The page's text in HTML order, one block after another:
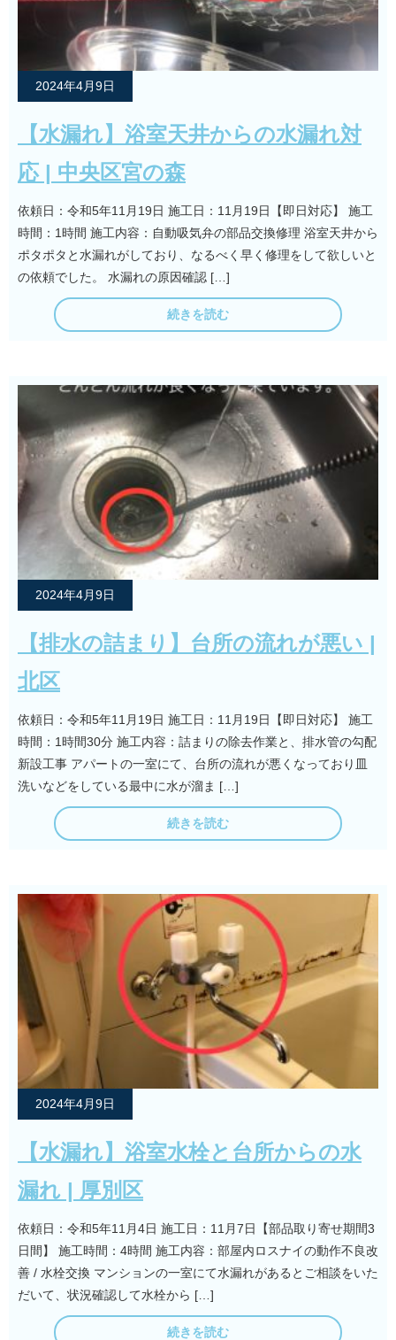
2024年4月9日
【水漏れ】浴室天井からの水漏れ対
応 | 中央区宮の森
依頼日：令和5年11月19日 施工日：11月19日【即日対応】 施工
時間：1時間 施工内容：自動吸気弁の部品交換修理 浴室天井から
ポタポタと水漏れがしており、なるべく早く修理をして欲しいと
の依頼でした。 水漏れの原因確認 […]
続きを読む
2024年4月9日
【排水の詰まり】台所の流れが悪い |
北区
依頼日：令和5年11月19日 施工日：11月19日【即日対応】 施工
時間：1時間30分 施工内容：詰まりの除去作業と、排水管の勾配
新設工事 アパートの一室にて、台所の流れが悪くなっており皿
洗いなどをしている最中に水が溜ま […]
続きを読む
2024年4月9日
【水漏れ】浴室水栓と台所からの水
漏れ | 厚別区
依頼日：令和5年11月4日 施工日：11月7日【部品取り寄せ期間3
日間】 施工時間：4時間 施工内容：部屋内ロスナイの動作不良改
善 / 水栓交換 マンションの一室にて水漏れがあるとご相談をいた
だいて、状況確認して水栓から […]
続きを読む